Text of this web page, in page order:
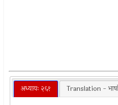
अध्यायः २६१ Translation -